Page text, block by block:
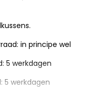
in principe wel
5 werkdagen
werkdagen